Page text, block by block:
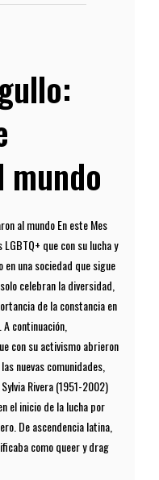
mundo
al mundo En este Mes
que con su lucha y
una sociedad que sigue
celebran la diversidad,
de la constancia en
continuación,
con su activismo abrieron
nuevas comunidades,
Rivera (1951-2002)
el inicio de la lucha por
De ascendencia latina,
como queer y drag